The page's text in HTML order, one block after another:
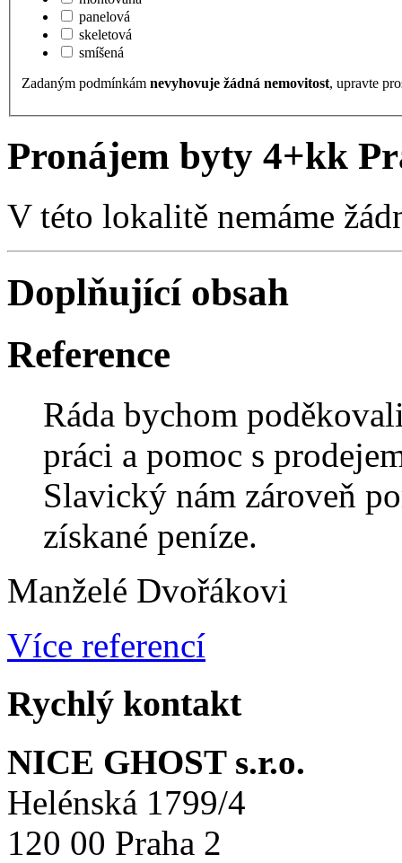
panelová
skeletová
smíšená
Zadaným podmínkám nevyhovuje žádná nemovitost, upravte
Pronájem byty 4+kk
V této lokalitě nemáme
Doplňující obsah
Reference
Ráda bychom
práci a pomoc s
Slavický nám zároveň
získané peníze.
Manželé Dvořákovi
Více referencí
Rychlý kontakt
NICE GHOST s.r.o.
Helénská 1799/4
120 00 Praha 2